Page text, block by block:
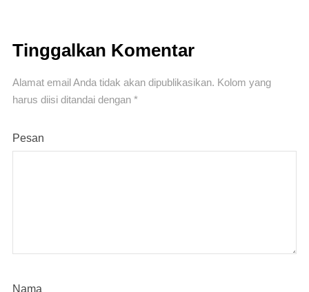
Tinggalkan Komentar
Alamat email Anda tidak akan dipublikasikan. Kolom yang
harus diisi ditandai dengan *
Pesan
Nama